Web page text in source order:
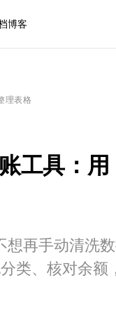
博客
理表格
工具：
想再手动清洗
类、核对余额